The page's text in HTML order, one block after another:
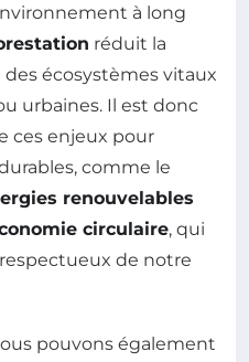
à long
réduit la
écosystèmes vitaux
urbaines. Il est donc
ces enjeux pour
comme le
renouvelables
circulaire, qui
de notre
pouvons également